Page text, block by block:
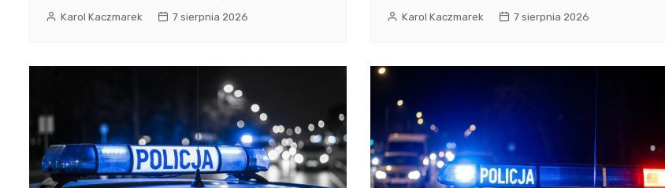
Karol Kaczmarek 7 sierpnia 2026 Karol Kaczmarek 7 sierpnia 2026